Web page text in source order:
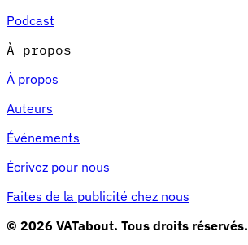
Podcast
À propos
À propos
Auteurs
Événements
Écrivez pour nous
Faites de la publicité chez nous
© 2026 VATabout. Tous droits réservés.